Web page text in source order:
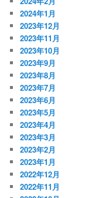
2024年1月
2023年12月
2023年11月
2023年10月
2023年9月
2023年8月
2023年7月
2023年6月
2023年5月
2023年4月
2023年3月
2023年2月
2023年1月
2022年12月
2022年11月